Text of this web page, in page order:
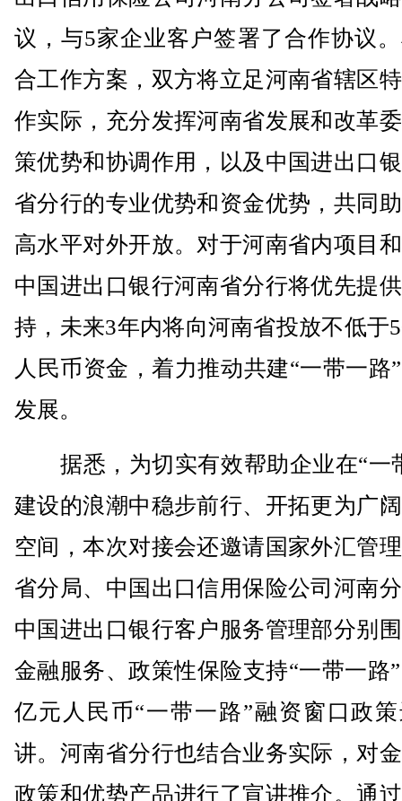
议，与5家企业客户签署了合作协议
合工作方案，双方将立足河南省辖区
作实际，充分发挥河南省发展和改革
策优势和协调作用，以及中国进出口
省分行的专业优势和资金优势，共同
高水平对外开放。对于河南省内项目
中国进出口银行河南省分行将优先提
持，未来3年内将向河南省投放不低于
人民币资金，着力推动共建“一带一路
发展。
据悉，为切实有效帮助企业在“一
建设的浪潮中稳步前行、开拓更为广
空间，本次对接会还邀请国家外汇管
省分局、中国出口信用保险公司河南
中国进出口银行客户服务管理部分别
金融服务、政策性保险支持“一带一路
亿元人民币“一带一路”融资窗口政
讲。河南省分行也结合业务实际，对
政策和优势产品进行了宣讲推介。通